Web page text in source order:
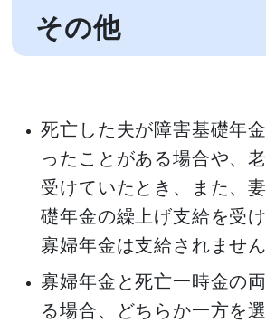
その他
死亡した夫が障害基礎年
ったことがある場合や、
受けていたとき、また、
礎年金の繰上げ支給を受
寡婦年金は支給されません
寡婦年金と死亡一時金の
る場合、どちらか一方を